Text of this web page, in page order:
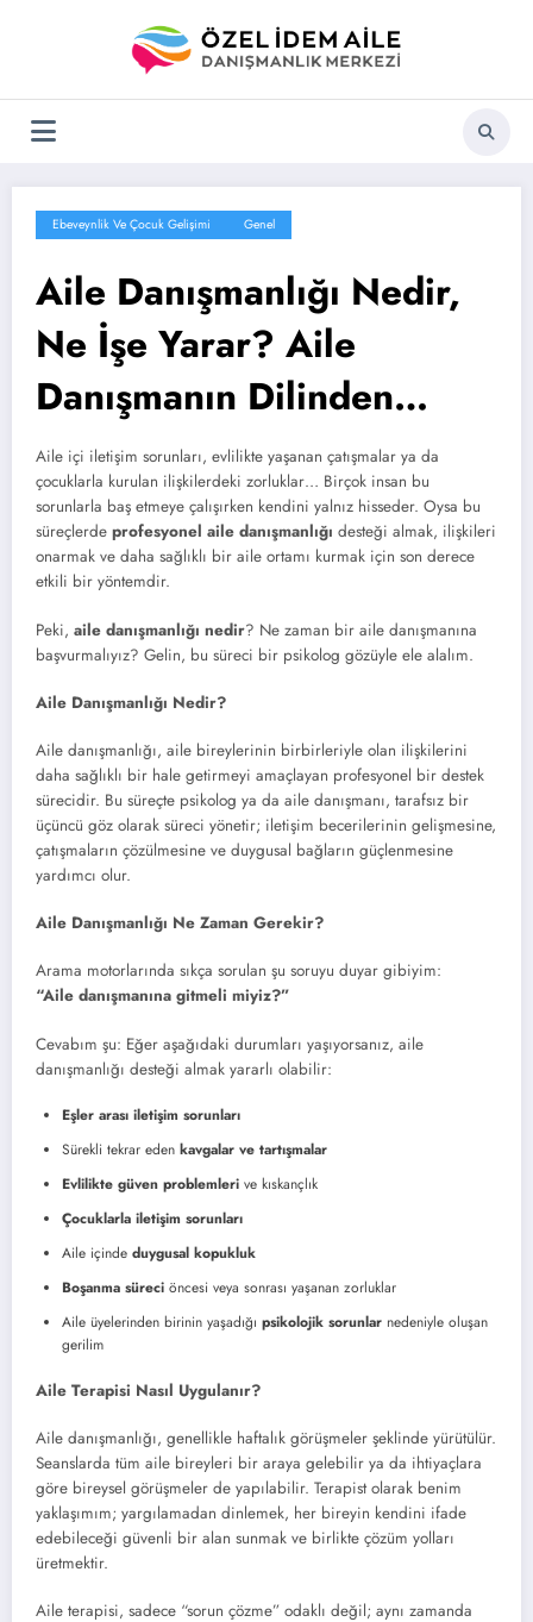
Ebeveynlik Ve Çocuk Gelişimi Genel
Aile Danışmanlığı Nedir,
Ne İşe Yarar? Aile
Danışmanın Dilinden…
Aile içi iletişim sorunları, evlilikte yaşanan çatışmalar ya da
çocuklarla kurulan ilişkilerdeki zorluklar… Birçok insan bu
sorunlarla baş etmeye çalışırken kendini yalnız hisseder. Oysa bu
süreçlerde profesyonel aile danışmanlığı desteği almak, ilişkileri
onarmak ve daha sağlıklı bir aile ortamı kurmak için son derece
etkili bir yöntemdir.
Peki, aile danışmanlığı nedir? Ne zaman bir aile danışmanına
başvurmalıyız? Gelin, bu süreci bir psikolog gözüyle ele alalım.
Aile Danışmanlığı Nedir?
Aile danışmanlığı, aile bireylerinin birbirleriyle olan ilişkilerini
daha sağlıklı bir hale getirmeyi amaçlayan profesyonel bir destek
sürecidir. Bu süreçte psikolog ya da aile danışmanı, tarafsız bir
üçüncü göz olarak süreci yönetir; iletişim becerilerinin gelişmesine,
çatışmaların çözülmesine ve duygusal bağların güçlenmesine
yardımcı olur.
Aile Danışmanlığı Ne Zaman Gerekir?
Arama motorlarında sıkça sorulan şu soruyu duyar gibiyim:
“Aile danışmanına gitmeli miyiz?”
Cevabım şu: Eğer aşağıdaki durumları yaşıyorsanız, aile
danışmanlığı desteği almak yararlı olabilir:
Eşler arası iletişim sorunları
Sürekli tekrar eden kavgalar ve tartışmalar
Evlilikte güven problemleri ve kıskançlık
Çocuklarla iletişim sorunları
Aile içinde duygusal kopukluk
Boşanma süreci öncesi veya sonrası yaşanan zorluklar
Aile üyelerinden birinin yaşadığı psikolojik sorunlar nedeniyle oluşan
gerilim
Aile Terapisi Nasıl Uygulanır?
Aile danışmanlığı, genellikle haftalık görüşmeler şeklinde yürütülür.
Seanslarda tüm aile bireyleri bir araya gelebilir ya da ihtiyaçlara
göre bireysel görüşmeler de yapılabilir. Terapist olarak benim
yaklaşımım; yargılamadan dinlemek, her bireyin kendini ifade
edebileceği güvenli bir alan sunmak ve birlikte çözüm yolları
üretmektir.
Aile terapisi, sadece “sorun çözme” odaklı değil; aynı zamanda